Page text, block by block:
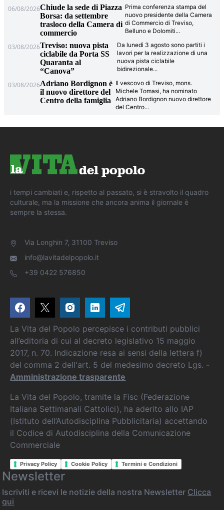
06/08/2026Chiude la sede di Piazza
Borsa: da settembre
trasloco della Camera di
commercio
Prima conferenza stampa del
nuovo presidente della Camera
di Commercio di Treviso,
Belluno e Dolomiti...
03/08/2026Treviso: nuova pista
ciclabile da Porta SS
Quaranta al
“Canova”
Da lunedì 3 agosto sono partiti i
lavori per la realizzazione di una
nuova pista ciclabile
bidirezionale...
03/08/2026Adriano Bordignon è
il nuovo direttore del
Centro della famiglia
Il vescovo di Treviso, mons.
Michele Tomasi, ha nominato
Adriano Bordignon nuovo direttore
del Centro...
i tempi cambiati e, rispetto al passato, si è stravolto il quadro
culturale, ma la missione che ancora anima il giornale è
sempre la stessa.
Via Longhin 7, 31100 Treviso
info@lavitadelpopolo.it
+39 0422 576850
La Vita del Popolo percepisce i contributi pubblici
all’editoria di cui al decreto legislativo 15 maggio
2017, n. 70. Indicazione resa ai sensi della lettera f)
del comma 2 dell'art. 5 del medesimo decreto Lgs. -
Amministrazione trasparente
La Vita del Popolo, tramite la Fisc (Federazione
Italiana Settimanali Cattolici), ha aderito allo IAP
(Istituto dell’Autodisciplina Pubblicitaria) accettando
il Codice di Autodisciplina della Comunicazione
Commerciale
Privacy Policy Cookie Policy Termini e Condizioni
Newsletter
Iscriviti e ricevi le notizie della nostra Newsletter Clicca
qui